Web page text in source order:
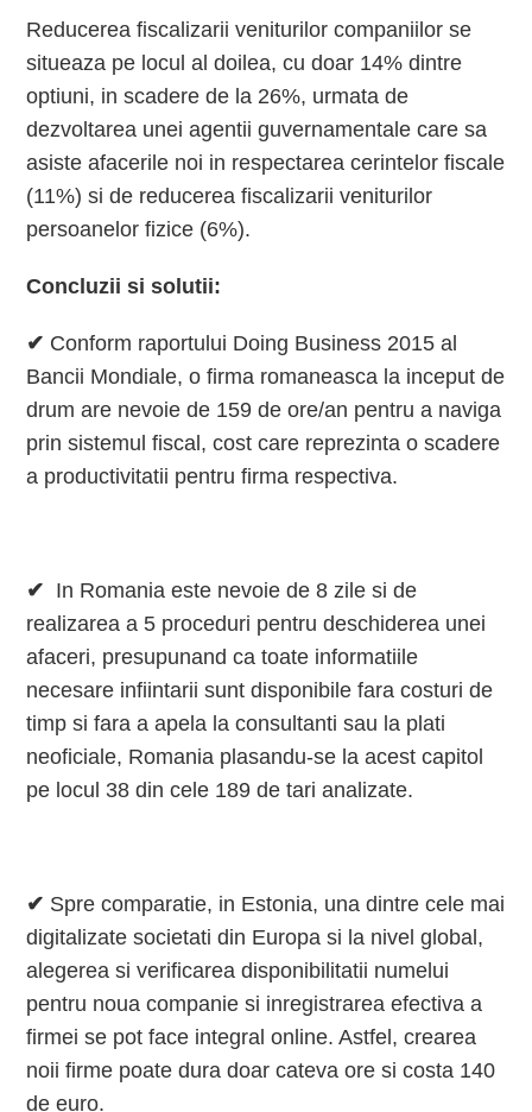
Reducerea fiscalizarii veniturilor companiilor se
situeaza pe locul al doilea, cu doar 14% dintre
optiuni, in scadere de la 26%, urmata de
dezvoltarea unei agentii guvernamentale care sa
asiste afacerile noi in respectarea cerintelor fiscale
(11%) si de reducerea fiscalizarii veniturilor
persoanelor fizice (6%).
Concluzii si solutii:
✔ Conform raportului Doing Business 2015 al
Bancii Mondiale, o firma romaneasca la inceput de
drum are nevoie de 159 de ore/an pentru a naviga
prin sistemul fiscal, cost care reprezinta o scadere
a productivitatii pentru firma respectiva.
✔ In Romania este nevoie de 8 zile si de
realizarea a 5 proceduri pentru deschiderea unei
afaceri, presupunand ca toate informatiile
necesare infiintarii sunt disponibile fara costuri de
timp si fara a apela la consultanti sau la plati
neoficiale, Romania plasandu-se la acest capitol
pe locul 38 din cele 189 de tari analizate.
✔ Spre comparatie, in Estonia, una dintre cele mai
digitalizate societati din Europa si la nivel global,
alegerea si verificarea disponibilitatii numelui
pentru noua companie si inregistrarea efectiva a
firmei se pot face integral online. Astfel, crearea
noii firme poate dura doar cateva ore si costa 140
de euro.